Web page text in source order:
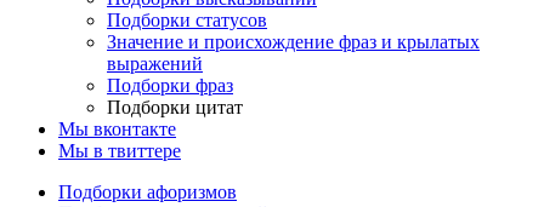
Подборки статусов
Значение и происхождение фраз и крылатых
выражений
Подборки фраз
Подборки цитат
Мы вконтакте
Мы в твиттере
Подборки афоризмов